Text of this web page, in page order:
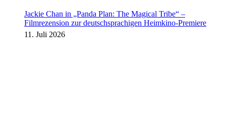
Jackie Chan in „Panda Plan: The Magical Tribe“ –
Filmrezension zur deutschsprachigen Heimkino-Premiere
11. Juli 2026